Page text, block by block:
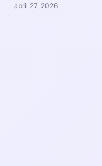
abril 27, 2026